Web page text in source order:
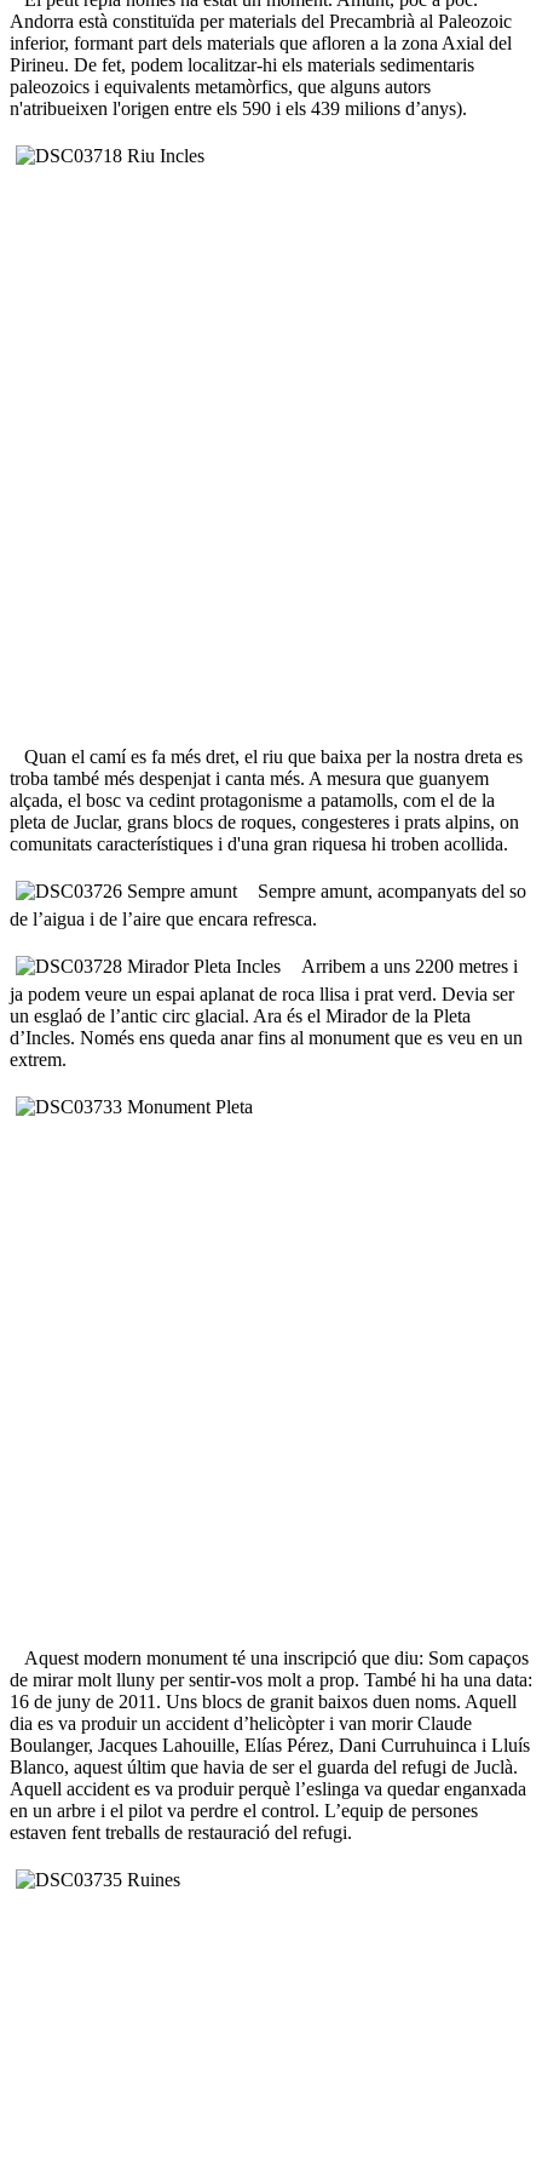
Andorra està constituïda per materials del Precambrià al Paleozoic
inferior, formant part dels materials que afloren a la zona Axial del
Pirineu. De fet, podem localitzar-hi els materials sedimentaris
paleozoics i equivalents metamòrfics, que alguns autors
n'atribueixen l'origen entre els 590 i els 439 milions d’anys).
Quan el camí es fa més dret, el riu que baixa per la nostra dreta es
troba també més despenjat i canta més. A mesura que guanyem
alçada, el bosc va cedint protagonisme a patamolls, com el de la
pleta de Juclar, grans blocs de roques, congesteres i prats alpins, on
comunitats característiques i d'una gran riquesa hi troben acollida.
Sempre amunt, acompanyats del so
de l’aigua i de l’aire que encara refresca.
Arribem a uns 2200 metres i
ja podem veure un espai aplanat de roca llisa i prat verd. Devia ser
un esglaó de l’antic circ glacial. Ara és el Mirador de la Pleta
d’Incles. Només ens queda anar fins al monument que es veu en un
extrem.
Aquest modern monument té una inscripció que diu: Som capaços
de mirar molt lluny per sentir-vos molt a prop. També hi ha una data:
16 de juny de 2011. Uns blocs de granit baixos duen noms. Aquell
dia es va produir un accident d’helicòpter i van morir Claude
Boulanger, Jacques Lahouille, Elías Pérez, Dani Curruhuinca i Lluís
Blanco, aquest últim que havia de ser el guarda del refugi de Juclà.
Aquell accident es va produir perquè l’eslinga va quedar enganxada
en un arbre i el pilot va perdre el control. L’equip de persones
estaven fent treballs de restauració del refugi.